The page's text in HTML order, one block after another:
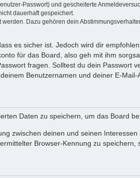
Passwort) und gescheiterte
dauerhaft gespeichert.
Dazu gehören dein
es sicher ist. Jedoch wird dir
für das Board, also geh mit ihm
fragen. Solltest du dein Passwort
Benutzernamen und deiner E-
Daten zu speichern, um das Board
zwischen deinen und seinen
Browser-Kennung zu